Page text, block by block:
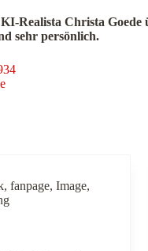
Realista Christa
sehr persönlich.
, fanpage, Image,